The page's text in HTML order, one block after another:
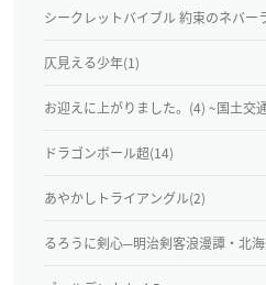
シークレットバイブル 約束のネバー
仄見える少年(1)
お迎えに上がりました。(4) ~国土交
ドラゴンボール超(14)
あやかしトライアングル(2)
るろうに剣心─明治剣客浪漫譚・北